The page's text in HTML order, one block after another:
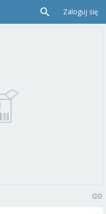
Zaloguj się